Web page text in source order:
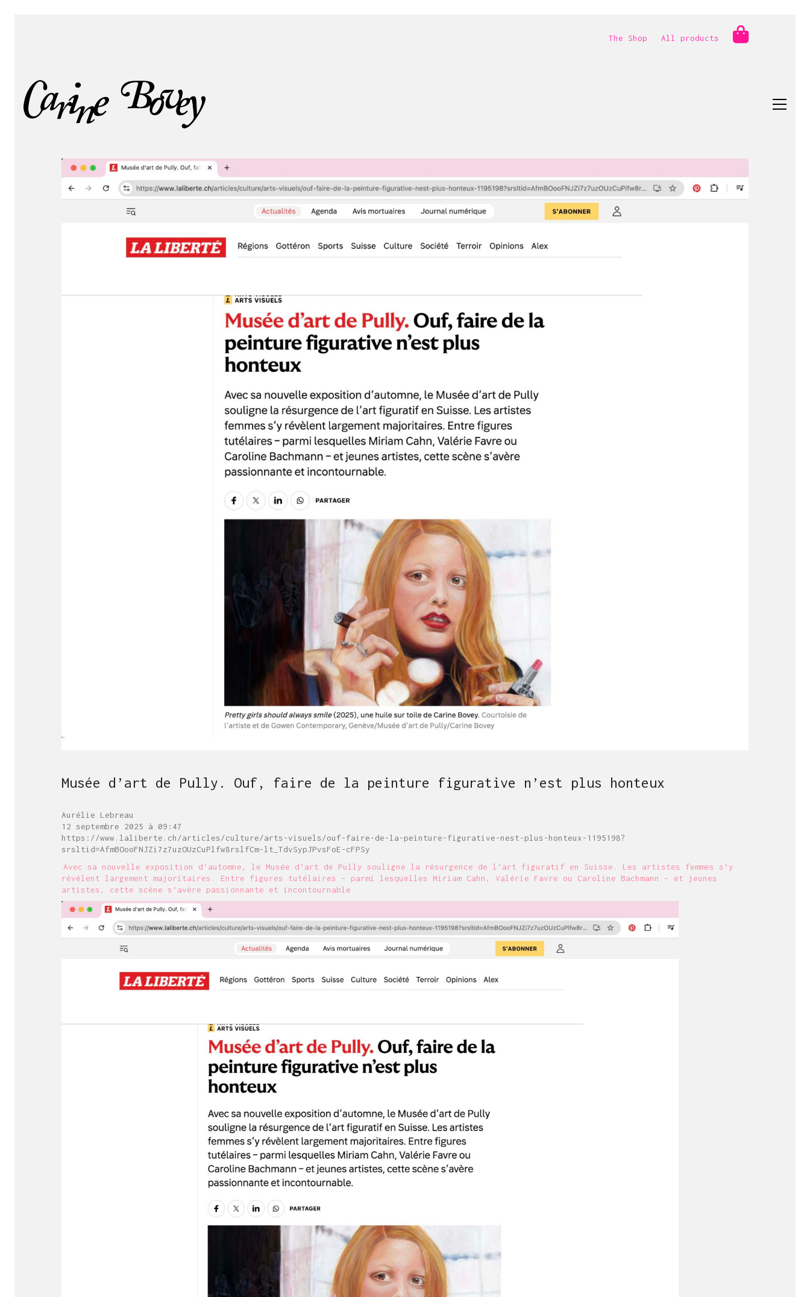
The Shop All products
Musée d’art de Pully. Ouf, faire de la peinture figurative n’est plus honteux
Aurélie Lebreau
12 septembre 2025 à 09:47
https://www.laliberte.ch/articles/culture/arts-visuels/ouf-faire-de-la-peinture-figurative-nest-plus-honteux-1195198?
srsltid=AfmBOooFNJZi7z7uzOUzCuPlfw8rslfCm-lt_TdvSypJPvsFoE-cFPSy
Avec sa nouvelle exposition d’automne, le Musée d’art de Pully souligne la résurgence de l’art figuratif en Suisse. Les artistes femmes s’y
révèlent largement majoritaires. Entre figures tutélaires – parmi lesquelles Miriam Cahn, Valérie Favre ou Caroline Bachmann – et jeunes
artistes, cette scène s’avère passionnante et incontournable